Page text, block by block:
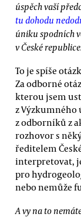
úspěch vaší
tu dohodu
úniku spodních
v České
To je spíše
Za odborné
kterou jsem
z Výzkumného
z odborníků z
rozhovor s
ředitelem
interpretovat,
pro
nebo nemůže
A vy na to